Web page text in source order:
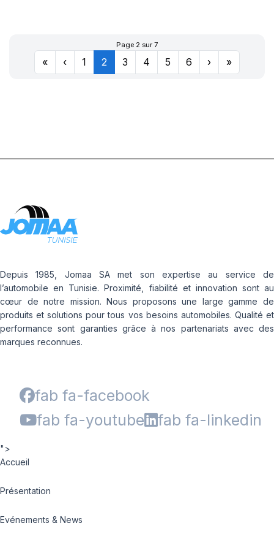
4X4
Page 2 sur 7
« ‹ 1 2 3 4 5 6 › »
Depuis 1985, Jomaa SA met son expertise au service de
l’automobile en Tunisie. Proximité, fiabilité et innovation sont au
cœur de notre mission. Nous proposons une large gamme de
produits et solutions pour tous vos besoins automobiles. Qualité et
performance sont garanties grâce à nos partenariats avec des
marques reconnues.
fab fa-facebook
fab fa-youtube
fab fa-linkedin
">
Accueil
Présentation
Evénements & News